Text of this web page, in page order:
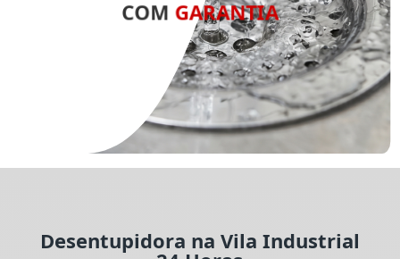
COM GARANTIA
Desentupidora na Vila Industrial